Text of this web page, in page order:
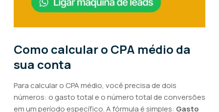
Como calcular o CPA médio da
sua conta
Para calcular o CPA médio, você precisa de dois
números: o gasto total e o número total de conversões
em um período específico. A fórmula é simples: Gasto